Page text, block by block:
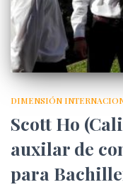
DIMENSIÓN
Scott Ho
auxilar de
para